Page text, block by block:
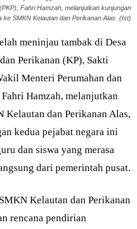
Fahri Hamzah, melanjutkan kunjungan
ke SMKN Kelautan dan Perikanan Alas. (Ist)
meninjau tambak di Desa
Perikanan (KP), Sakti
Menteri Perumahan dan
Hamzah, melanjutkan
dan Perikanan Alas,
kedua pejabat negara ini
dan siswa yang merasa
dari pemerintah pusat.
Kelautan dan Perikanan
rencana pendirian